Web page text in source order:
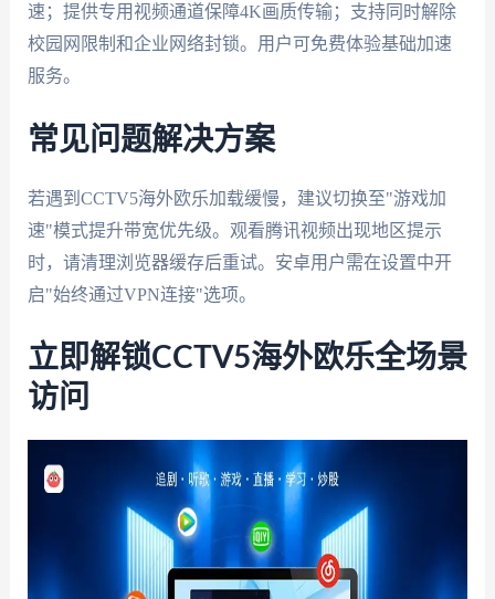
速；提供专用视频通道保障4K画质传输；支持同时解除
校园网限制 和企业网络封锁。用户可免费体验基础加速
服务。
常见问题解决方案
若遇到 CCTV5海外欧乐加载缓慢 ，建议切换至"游戏加
速"模式提升带宽优先级。观看腾讯视频出现地区提示
时，请清理浏览器缓存后重试。安卓用户需在设置中开
启"始终通过VPN连接"选项。
立即解锁CCTV5海外欧乐全场景
访问